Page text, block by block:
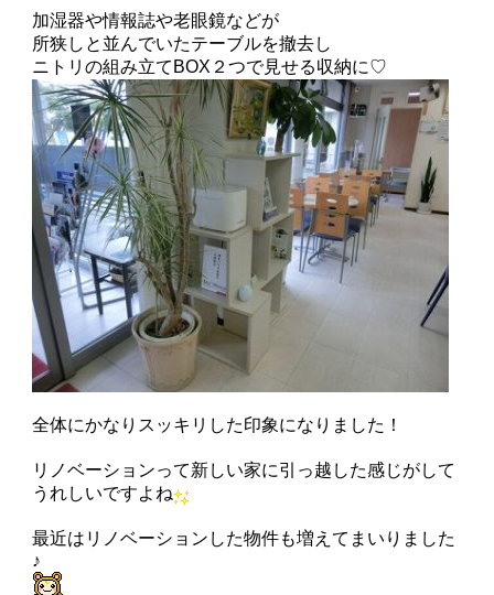
加湿器や情報誌や老眼鏡などが
所狭しと並んでいたテーブルを撤去し
ニトリの組み立てBOX２つで見せる収納に♡
全体にかなりスッキリした印象になりました！
リノベーションって新しい家に引っ越した感じがして
うれしいですよね
最近はリノベーションした物件も増えてまいりました
♪